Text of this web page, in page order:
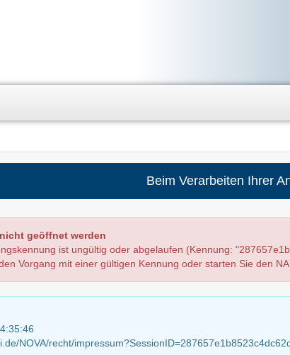
Beim Verarbeiten Ihrer
geöffnet werden
ist ungültig oder abgelaufen (Kennung:
Vorgang mit einer gültigen Kennung oder starten Sie den
NOVA/recht/